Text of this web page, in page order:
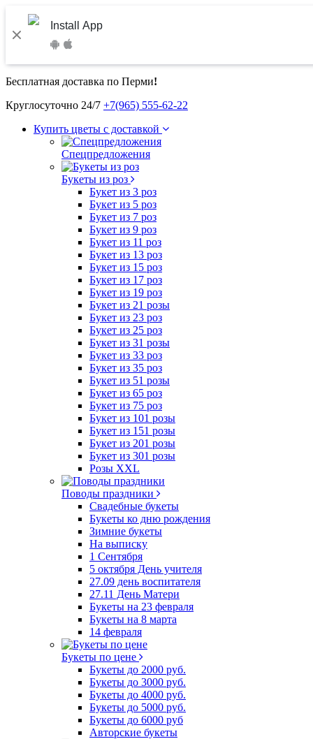
Install App
Бесплатная доставка по Перми!
Круглосуточно 24/7 +7(965) 555-62-22
Купить цветы с доставкой
Спецпредложения
Букеты из роз
Букет из 3 роз
Букет из 5 роз
Букет из 7 роз
Букет из 9 роз
Букет из 11 роз
Букет из 13 роз
Букет из 15 роз
Букет из 17 роз
Букет из 19 роз
Букет из 21 розы
Букет из 23 роз
Букет из 25 роз
Букет из 31 розы
Букет из 33 роз
Букет из 35 роз
Букет из 51 розы
Букет из 65 роз
Букет из 75 роз
Букет из 101 розы
Букет из 151 розы
Букет из 201 розы
Букет из 301 розы
Розы XXL
Поводы праздники
Свадебные букеты
Букеты ко дню рождения
Зимние букеты
На выписку
1 Сентября
5 октября День учителя
27.09 день воспитателя
27.11 День Матери
Букеты на 23 февраля
Букеты на 8 марта
14 февраля
Букеты по цене
Букеты до 2000 руб.
Букеты до 3000 руб.
Букеты до 4000 руб.
Букеты до 5000 руб.
Букеты до 6000 руб
Авторские букеты